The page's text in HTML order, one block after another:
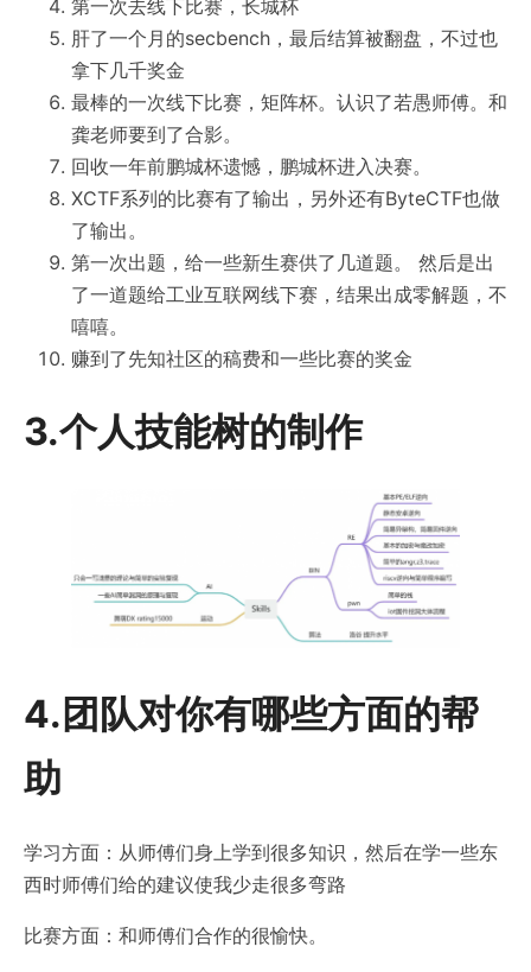
第一次去线下比赛，长城杯
肝了一个月的secbench，最后结算被翻盘，不过也
拿下几千奖金
最棒的一次线下比赛，矩阵杯。认识了若愚师傅。和
龚老师要到了合影。
回收一年前鹏城杯遗憾，鹏城杯进入决赛。
XCTF系列的比赛有了输出，另外还有ByteCTF也做
了输出。
第一次出题，给一些新生赛供了几道题。 然后是出
了一道题给工业互联网线下赛，结果出成零解题，不
嘻嘻。
赚到了先知社区的稿费和一些比赛的奖金
3.个人技能树的制作
4.团队对你有哪些方面的帮
助
学习方面：从师傅们身上学到很多知识，然后在学一些东
西时师傅们给的建议使我少走很多弯路
比赛方面：和师傅们合作的很愉快。